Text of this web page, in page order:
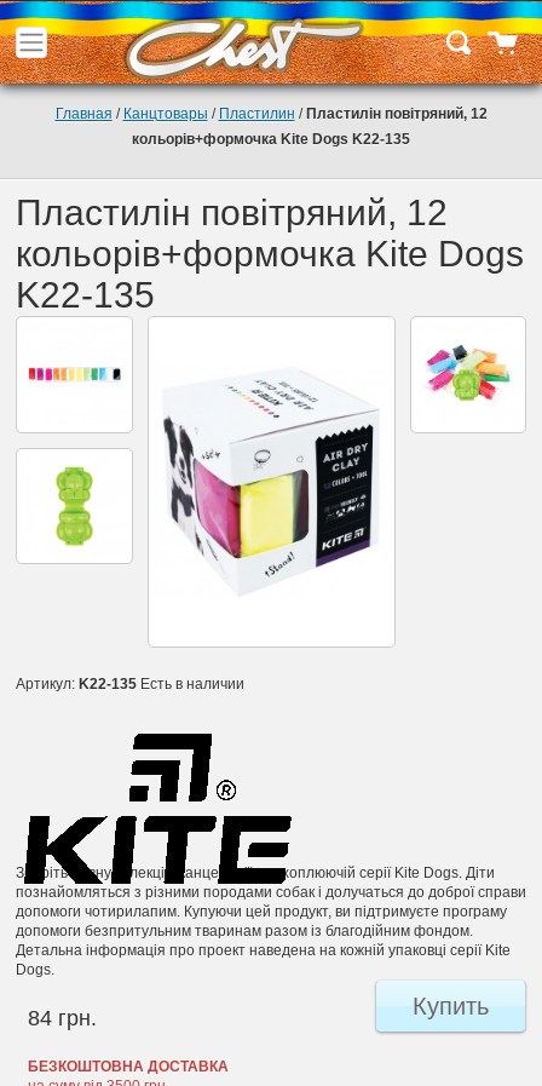
Главная / Канцтовары / Пластилин / Пластилін повітряний, 12
кольорів+формочка Kite Dogs K22-135
Пластилін повітряний, 12
кольорів+формочка Kite Dogs
K22-135
Артикул: K22-135 Есть в наличии
Зберіть повну колекцію канцелярії у захоплюючій серії Kite Dogs. Діти
познайомляться з різними породами собак і долучаться до доброї справи
допомоги чотирилапим. Купуючи цей продукт, ви підтримуєте програму
допомоги безпритульним тваринам разом із благодійним фондом.
Детальна інформація про проект наведена на кожній упаковці серії Kite
Dogs.
84 грн. Купить
БЕЗКОШТОВНА ДОСТАВКА